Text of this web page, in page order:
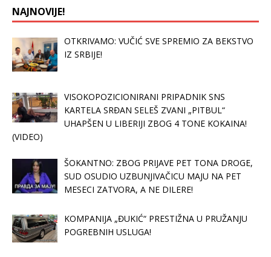
NAJNOVIJE!
OTKRIVAMO: VUČIĆ SVE SPREMIO ZA BEKSTVO
IZ SRBIJE!
VISOKOPOZICIONIRANI PRIPADNIK SNS
KARTELA SRĐAN SELEŠ ZVANI „PITBUL“
UHAPŠEN U LIBERIJI ZBOG 4 TONE KOKAINA!
(VIDEO)
ŠOKANTNO: ZBOG PRIJAVE PET TONA DROGE,
SUD OSUDIO UZBUNJIVAČICU MAJU NA PET
MESECI ZATVORA, A NE DILERE!
KOMPANIJA „ĐUKIĆ“ PRESTIŽNA U PRUŽANJU
POGREBNIH USLUGA!